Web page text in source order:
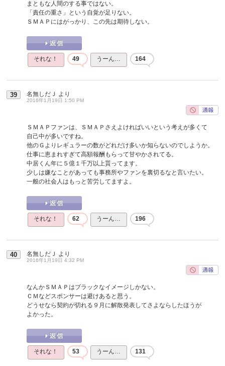
まともな人間のする事ではない。
「責任の重さ」という自覚が足りない。
ＳＭＡＰにはがっかり、この先は期待しない。
それな！ 49 うーん… 164
39 名無しだＪ より
2016年1月19日 1:50 PM
ＳＭＡＰファンは、ＳＭＡＰさえよければいいという考えが多くて
自己中が多いですね。
他のＧよりレギュラーの数がどれだけ多いか知らないのでしようか。
仕事に恵まれすぎて高額報酬もらって甘やかされてる。
中居くん年に５億１千万以上貰ってます。
少しは嫌なことがあっても事務所やファンを裏切るなと言いたい。
一般の社会人はもっと苦労してますよ。
それな！ 62 うーん… 196
40 名無しだＪ より
2016年1月19日 4:32 PM
なんかＳＭＡＰはブラックなイメージしかない。
ＣＭなどスポンサーは避けあると思う。
どうせなら契約が切れる９月に解散発表してさよならしたほうが
よかった。
それな！ 53 うーん… 131